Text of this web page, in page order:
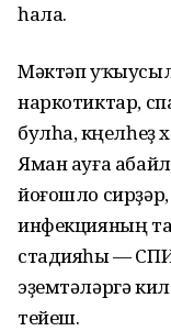
һала.
Мәктәп
наркотиктар,
булһа,
Яман ауға
йоғошло
инфекцияның
стадияһы —
эҙемтәләргә
тейеш.